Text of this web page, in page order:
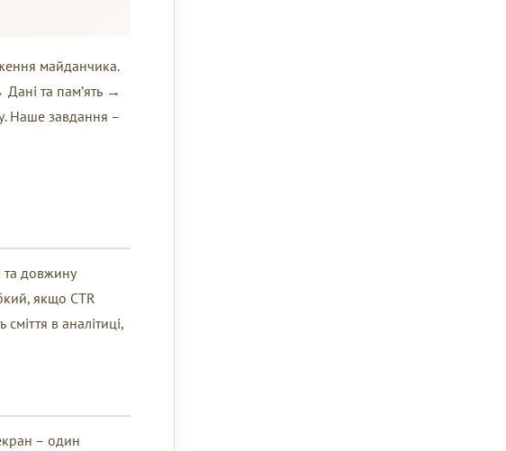
майданчика.
та пам’ять →
Наше завдання –
та довжину
якщо CTR
в аналітиці,
– один